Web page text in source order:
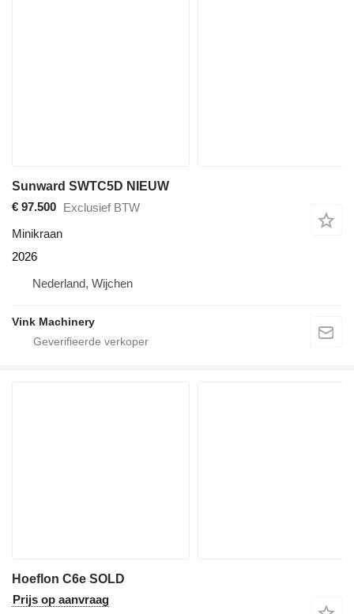
Sunward SWTC5D NIEUW
€ 97.500 Exclusief BTW
Minikraan
2026
Nederland, Wijchen
Vink Machinery
Hoeflon C6e SOLD
Prijs op aanvraag